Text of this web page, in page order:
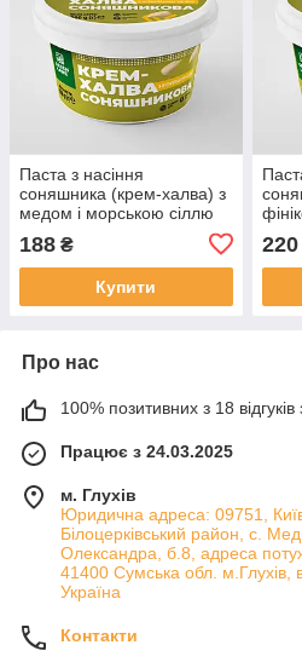
Паста з насіння
соняшника (крем-халва) з
медом і морською сіллю
500 г., без доданого цукру,
консервантів
188 ₴
Купити
220
Про нас
100% позитивних з 18 відгуків
Працює з 24.03.2025
м. Глухів
Юридична адреса: 09751,
Білоцерківський район, с.
Олександра, б.8, адреса
41400 Сумська обл. м.Глухів,
Україна
Контакти